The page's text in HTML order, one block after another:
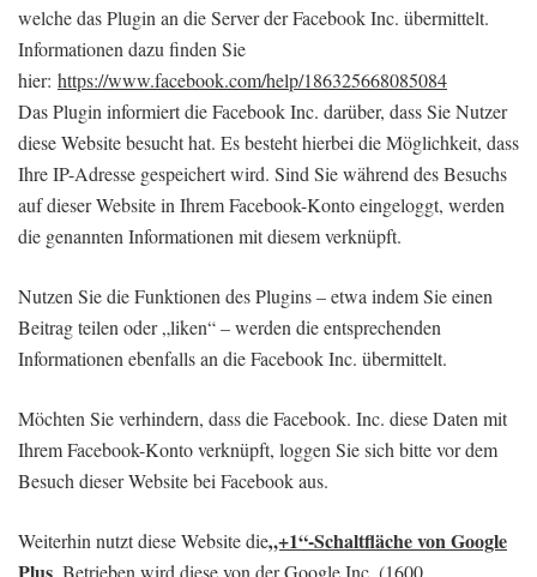
welche das Plugin an die Server der Facebook Inc. übermittelt.
Informationen dazu finden Sie
hier: https://www.facebook.com/help/186325668085084
Das Plugin informiert die Facebook Inc. darüber, dass Sie Nutzer
diese Website besucht hat. Es besteht hierbei die Möglichkeit, dass
Ihre IP-Adresse gespeichert wird. Sind Sie während des Besuchs
auf dieser Website in Ihrem Facebook-Konto eingeloggt, werden
die genannten Informationen mit diesem verknüpft.
Nutzen Sie die Funktionen des Plugins – etwa indem Sie einen
Beitrag teilen oder „liken“ – werden die entsprechenden
Informationen ebenfalls an die Facebook Inc. übermittelt.
Möchten Sie verhindern, dass die Facebook. Inc. diese Daten mit
Ihrem Facebook-Konto verknüpft, loggen Sie sich bitte vor dem
Besuch dieser Website bei Facebook aus.
Weiterhin nutzt diese Website die„+1“-Schaltfläche von Google
. Betrieben wird diese von der Google Inc. (1600